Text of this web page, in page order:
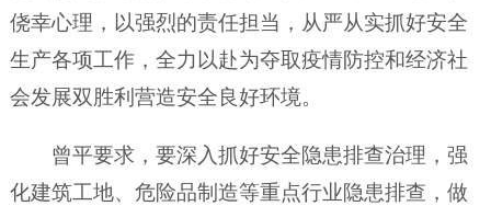
侥幸心理，以强烈的责任担当，从严从实抓好安全
生产各项工作，全力以赴为夺取疫情防控和经济社
会发展双胜利营造安全良好环境。
曾平要求，要深入抓好安全隐患排查治理，强
化建筑工地、危险品制造等重点行业隐患排查，做